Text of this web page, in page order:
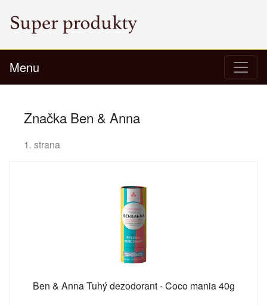
Menu
Značka Ben & Anna
1. strana
Ben & Anna Tuhý dezodorant - Coco mania 40g